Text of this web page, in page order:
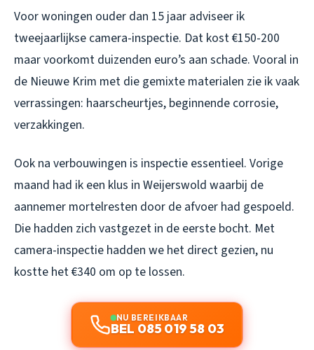
Voor woningen ouder dan 15 jaar adviseer ik
tweejaarlijkse camera-inspectie. Dat kost €150-200
maar voorkomt duizenden euro’s aan schade. Vooral in
de Nieuwe Krim met die gemixte materialen zie ik vaak
verrassingen: haarscheurtjes, beginnende corrosie,
verzakkingen.
Ook na verbouwingen is inspectie essentieel. Vorige
maand had ik een klus in Weijerswold waarbij de
aannemer mortelresten door de afvoer had gespoeld.
Die hadden zich vastgezet in de eerste bocht. Met
camera-inspectie hadden we het direct gezien, nu
kostte het €340 om op te lossen.
NU BEREIKBAAR
BEL 085 019 58 03